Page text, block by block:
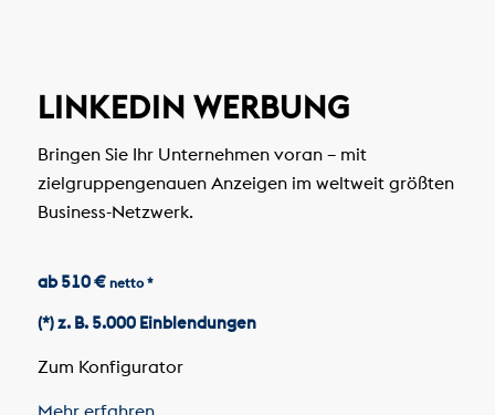
LINKEDIN WERBUNG
Bringen Sie Ihr Unternehmen voran – mit
zielgruppengenauen Anzeigen im weltweit größten
Business-Netzwerk.
ab 510 € netto *
(*) z. B. 5.000 Einblendungen
Zum Konfigurator
Mehr erfahren